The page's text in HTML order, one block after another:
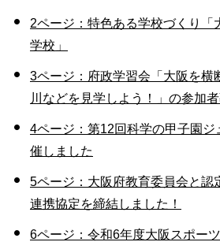
2ページ：特色ある学校づくり「
学校」
3ページ：府政学習会「大阪を横
川などを見学しよう！」の参加
4ページ：第12回科学の甲子園ジ
催しました
5ページ：大阪府教育委員会と認
連携協定を締結しました！
6ページ：令和6年度大阪スポー